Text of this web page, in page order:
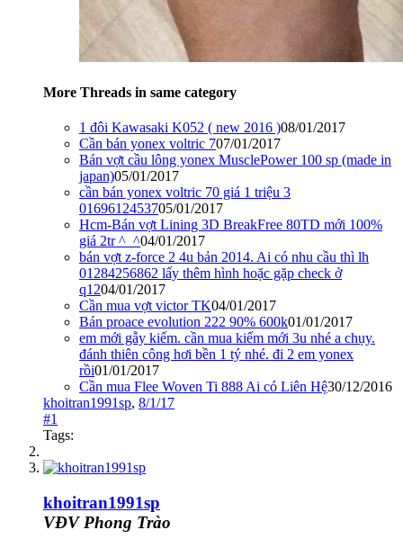
More Threads in same category
1 đôi Kawasaki K052 ( new 2016 )08/01/2017
Cần bán yonex voltric 707/01/2017
Bán vợt cầu lông yonex MusclePower 100 sp (made in
japan)05/01/2017
cần bán yonex voltric 70 giá 1 triệu 3
0169612453705/01/2017
Hcm-Bán vợt Lining 3D BreakFree 80TD mới 100%
giá 2tr ^_^04/01/2017
bán vợt z-force 2 4u bản 2014. Ai có nhu cầu thì lh
01284256862 lấy thêm hình hoặc gặp check ở
q1204/01/2017
Cần mua vợt victor TK04/01/2017
Bán proace evolution 222 90% 600k01/01/2017
em mới gẫy kiếm. cần mua kiếm mới 3u nhé a chụy.
đánh thiên công hơi bền 1 tý nhé. đi 2 em yonex
rồi01/01/2017
Cần mua Flee Woven Ti 888 Ai có Liên Hệ30/12/2016
khoitran1991sp, 8/1/17
#1
Tags:
khoitran1991sp
VĐV Phong Trào